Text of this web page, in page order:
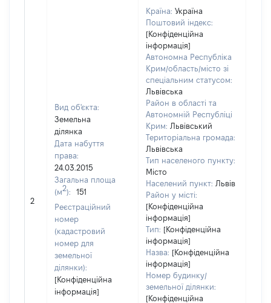
2
Вид об'єкта:
Земельна
ділянка
Дата набуття
права:
24.03.2015
Загальна площа
(м2):
151
Реєстраційний
номер
(кадастровий
номер для
земельної
ділянки):
[Конфіденційна
інформація]
Країна: Україна
Поштовий індекс:
[Конфіденційна
інформація]
Автономна Республіка
Крим/область/місто зі
спеціальним статусом:
Львівська
Район в області та
Автономній Республіці
Крим: Львівський
Територіальна громада:
Львівська
Тип населеного пункту:
Місто
Населений пункт: Львів
Район у місті:
[Конфіденційна
інформація]
Тип: [Конфіденційна
інформація]
Назва: [Конфіденційна
інформація]
Номер будинку/
земельної ділянки:
[Конфіденційна